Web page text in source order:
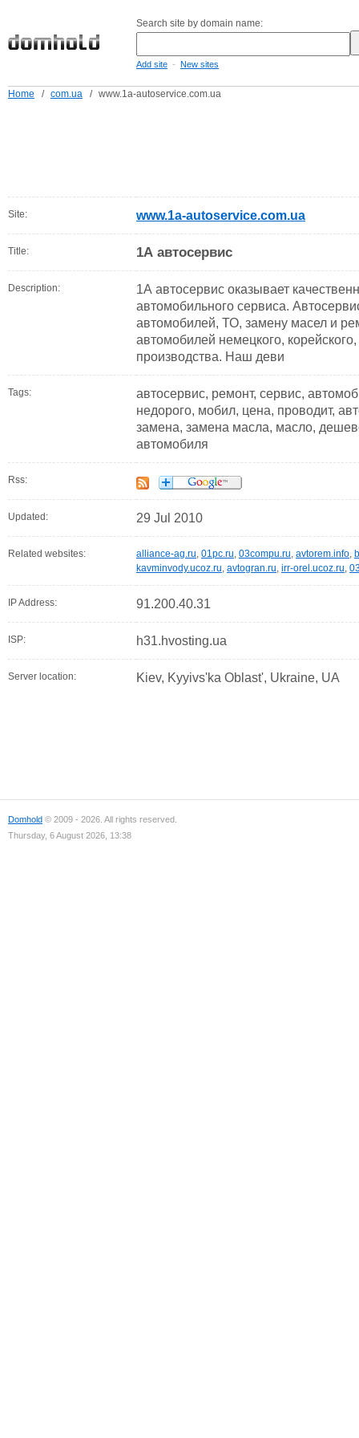
Search site by domain name:
Add site - New sites
Home / com.ua / www.1a-autoservice.com.ua
Site: www.1a-autoservice.com.ua
Title: 1А автосервис
Description:
1А автосервис оказывает
автомобильного сервиса.
автомобилей, ТО, замену масел и
автомобилей немецкого,
производства. Наш деви
Tags:
автосервис, ремонт, сервис,
недорого, мобил, цена, проводит,
замена, замена масла, масло,
автомобиля
Rss:
Updated: 29 Jul 2010
Related websites: alliance-ag.ru, 01pc.ru, 03compu.ru, avtorem.info,
kavminvody.ucoz.ru, avtogran.ru, irr-orel.ucoz.ru,
IP Address: 91.200.40.31
ISP: h31.hvosting.ua
Server location: Kiev, Kyyivs'ka Oblast', Ukraine, UA
Domhold © 2009 - 2026. All rights reserved.
Thursday, 6 August 2026, 13:38